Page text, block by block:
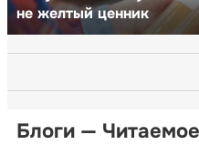
не желтый ценник
Блоги — Читаемое